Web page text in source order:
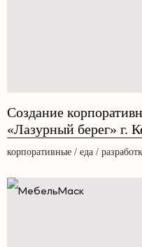
Создание
«Лазурный берег» г.
корпоративные / еда /